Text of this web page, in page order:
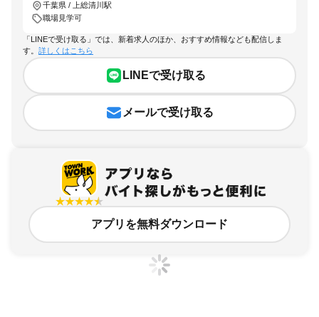
千葉県 / 上総清川駅
職場見学可
「LINEで受け取る」では、新着求人のほか、おすすめ情報なども配信しま
す。 詳しくはこちら
LINEで受け取る
メールで受け取る
アプリを無料ダウンロード